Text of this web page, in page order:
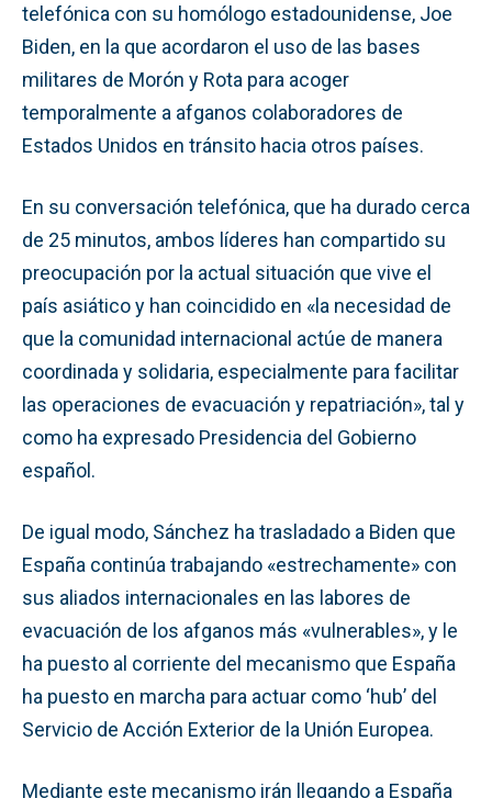
telefónica con su homólogo estadounidense, Joe
Biden, en la que acordaron el uso de las bases
militares de Morón y Rota para acoger
temporalmente a afganos colaboradores de
Estados Unidos en tránsito hacia otros países.
En su conversación telefónica, que ha durado cerca
de 25 minutos, ambos líderes han compartido su
preocupación por la actual situación que vive el
país asiático y han coincidido en «la necesidad de
que la comunidad internacional actúe de manera
coordinada y solidaria, especialmente para facilitar
las operaciones de evacuación y repatriación», tal y
como ha expresado Presidencia del Gobierno
español.
De igual modo, Sánchez ha trasladado a Biden que
España continúa trabajando «estrechamente» con
sus aliados internacionales en las labores de
evacuación de los afganos más «vulnerables», y le
ha puesto al corriente del mecanismo que España
ha puesto en marcha para actuar como ‘hub’ del
Servicio de Acción Exterior de la Unión Europea.
Mediante este mecanismo irán llegando a España